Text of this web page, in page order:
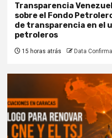
Transparencia
sobre el Fondo
de transparencia en el
petroleros
15 horas atrás Data